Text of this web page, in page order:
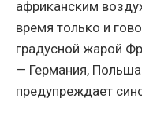
африканским
время только и
градусной жарой
— Германия,
предупреждает